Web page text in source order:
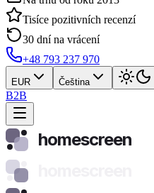
Tisíce pozitivních recenzí
30 dní na vrácení
+48 793 237 970
EUR Čeština
B2B
homescreen